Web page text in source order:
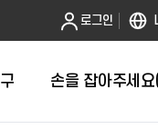
로그인
손을 잡아주세